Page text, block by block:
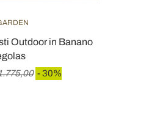
Outdoor in Banano
- 30%